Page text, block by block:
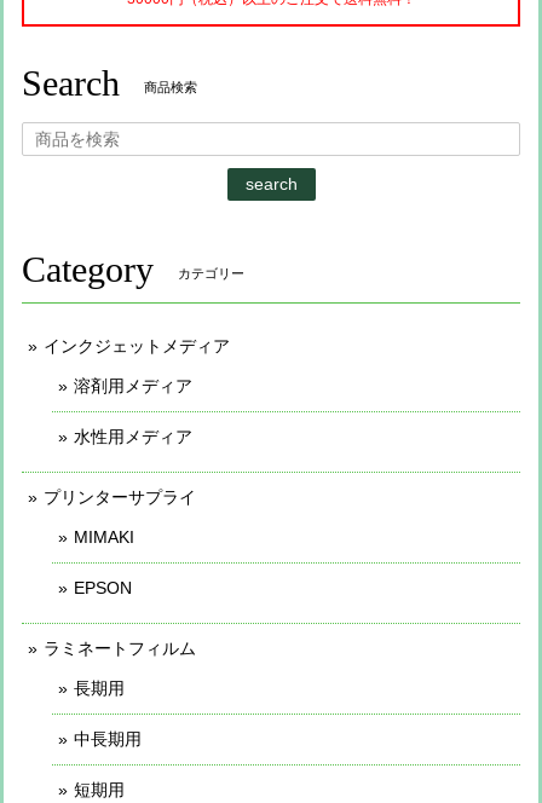
Search 商品検索
search
Category カテゴリー
インクジェットメディア
溶剤用メディア
水性用メディア
プリンターサプライ
MIMAKI
EPSON
ラミネートフィルム
長期用
中長期用
短期用